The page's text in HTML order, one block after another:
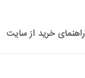
راهنمای خرید از سایت